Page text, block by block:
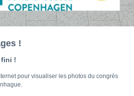
!
fini !
pour visualiser les photos du congrès